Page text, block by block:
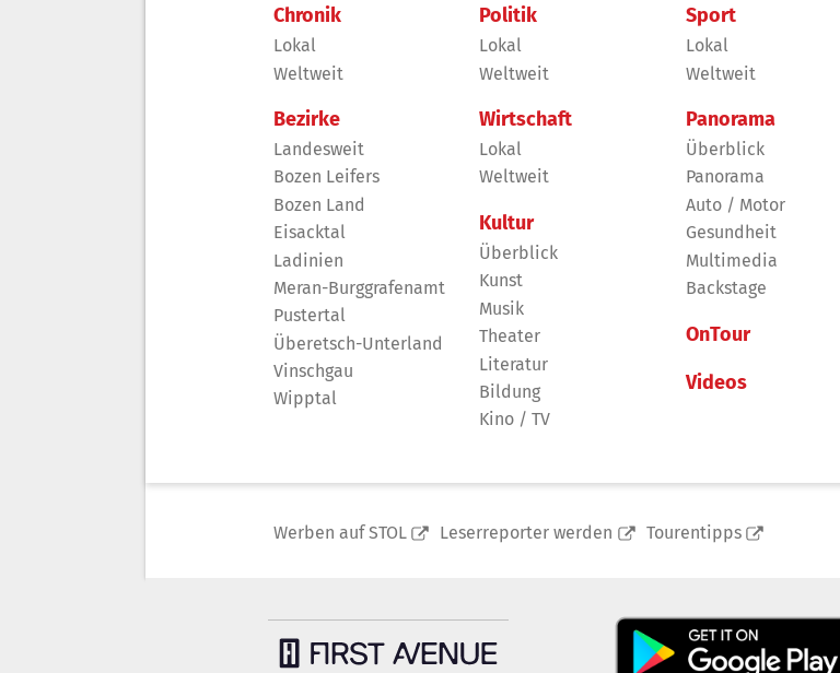
Chronik
Lokal
Weltweit
Bezirke
Landesweit
Bozen Leifers
Bozen Land
Eisacktal
Ladinien
Meran-Burggrafenamt
Pustertal
Überetsch-Unterland
Vinschgau
Wipptal
Politik
Lokal
Weltweit
Wirtschaft
Lokal
Weltweit
Kultur
Überblick
Kunst
Musik
Theater
Literatur
Bildung
Kino / TV
Sport
Lokal
Weltweit
Panorama
Überblick
Panorama
Auto / Motor
Gesundheit
Multimedia
Backstage
OnTour
Videos
Werben auf STOL Leserreporter werden Tourentipps